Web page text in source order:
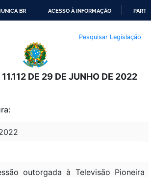
O
CONTEÚDO
BR ACESSO À INFORMAÇÃO
Pesquisar Legislação
11.112 DE 29 DE JUNHO DE 2022
outorgada à Televisão Pioneira